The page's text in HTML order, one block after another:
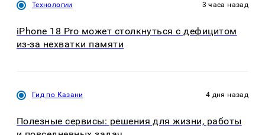
Технологии 3 часа назад
iPhone 18 Pro может столкнуться с дефицитом
из-за нехватки памяти
Гид по Казани 4 дня назад
Полезные сервисы: решения для жизни, работы